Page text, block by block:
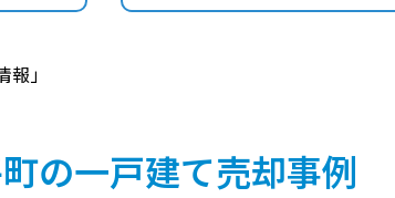
」
の一戸建て売却事例